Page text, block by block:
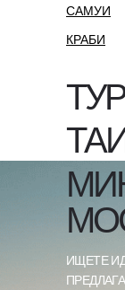
КРАБИ
САМУИ
ИЩЕТЕ